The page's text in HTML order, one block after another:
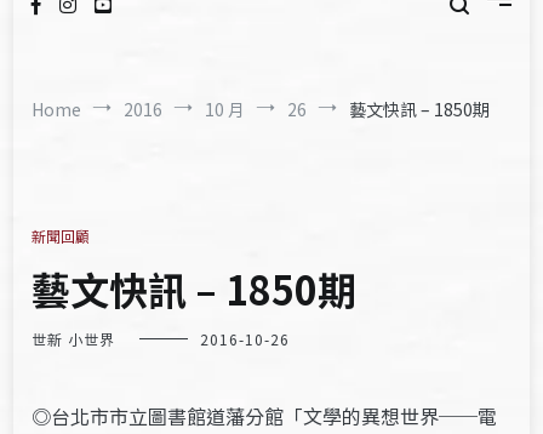
Home 2016 10 月 26 藝文快訊 – 1850期
新聞回顧
藝文快訊 – 1850期
世新 小世界 2016-10-26
◎台北市市立圖書館道藩分館「文學的異想世界──電